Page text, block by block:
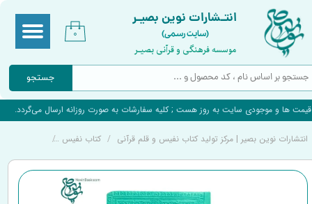
جستجو
۰
انتـشارات نوین بصیـر
موسسه فرهنگی و قرآنی بصیـر
(سایت رسمی)
قیمت ها و موجودی سایت به روز هست ; کلیه سفارشات به صورت روزانه ارسال می‌گردد.
انتشارات نوین بصیر | مرکز تولید کتاب نفیس و قلم قرآنی کتاب نفیس